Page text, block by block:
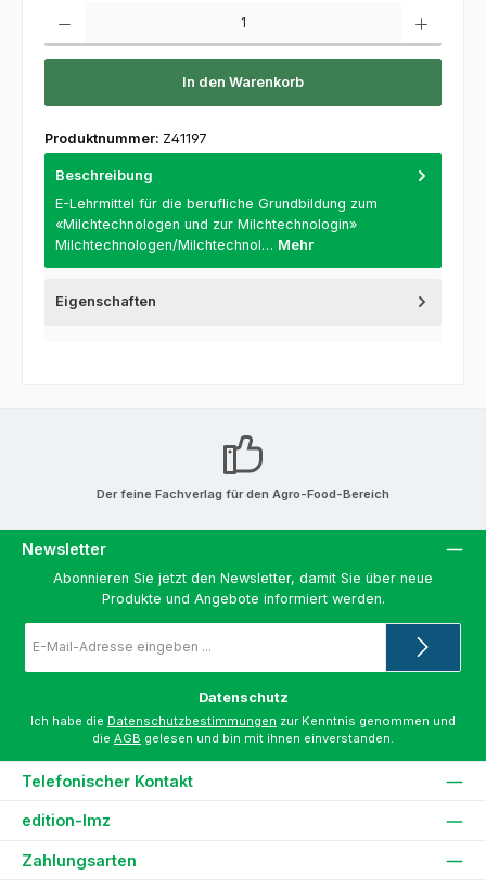
In den Warenkorb
Produktnummer: Z41197
Beschreibung
E-Lehrmittel für die berufliche Grundbildung zum
«Milchtechnologen und zur Milchtechnologin»
Milchtechnologen/Milchtechnol… Mehr
Eigenschaften
Der feine Fachverlag für den Agro-Food-Bereich
Newsletter
Abonnieren Sie jetzt den Newsletter, damit Sie über neue
Produkte und Angebote informiert werden.
Mail-
*
Datenschutz
Ich habe die Datenschutzbestimmungen zur Kenntnis genommen und
die AGB gelesen und bin mit ihnen einverstanden.
Telefonischer Kontakt
edition-lmz
Zahlungsarten